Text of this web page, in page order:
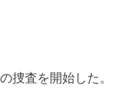
捜査を開始した。